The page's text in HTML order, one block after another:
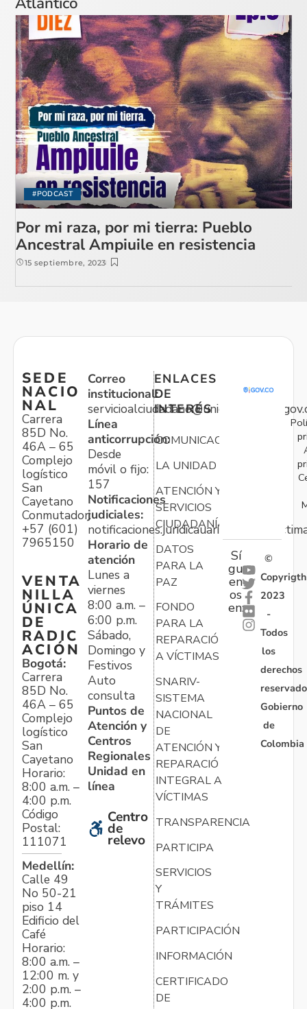
#PODCAST
Por mi raza, por mi tierra: Pueblo
Ancestral Ampiuile en resistencia
15 septiembre, 2023
SEDE
NACIO
NAL
Carrera
85D No.
46A – 65
Complejo
logístico
San
Cayetano
Conmutador:
+57 (601)
7965150
VENTA
NILLA
ÚNICA
DE
RADIC
ACIÓN
Bogotá:
Carrera
85D No.
46A – 65
Complejo
logístico
San
Cayetano
Horario:
8:00 a.m. –
4:00 p.m.
Código
Postal:
111071
Medellín:
Calle 49
No 50-21
piso 14
Edificio del
Café
Horario:
8:00 a.m. –
12:00 m. y
2:00 p.m. –
4:00 p.m.
Correo
institucional:
Línea
anticorrupción:
Desde
móvil o fijo:
157
Notificaciones
judiciales:
Horario de
atención
Lunes a
viernes
8:00 a.m. –
6:00 p.m.
Sábado,
Domingo y
Festivos
Auto
consulta
Puntos de
Atención y
Centros
Regionales
Unidad en
línea
Centro
de
relevo
ENLACES
DE
INTERÉS
COMUNICACIONES
LA UNIDAD
ATENCIÓN Y
SERVICIOS
CIUDADANÍA
DATOS
PARA LA
PAZ
FONDO
PARA LA
REPARACIÓN
A VÍCTIMAS
SNARIV-
SISTEMA
NACIONAL
DE
ATENCIÓN Y
REPARACIÓN
INTEGRAL A
VÍCTIMAS
TRANSPARENCIA
PARTICIPA
SERVICIOS
Y
TRÁMITES
PARTICIPACIÓN
INFORMACIÓN
CERTIFICADO
DE
Sí
gu
en
os
en:
©
Copyrigth
2023
-
Todos
los
derechos
Gobierno
de
Colombia